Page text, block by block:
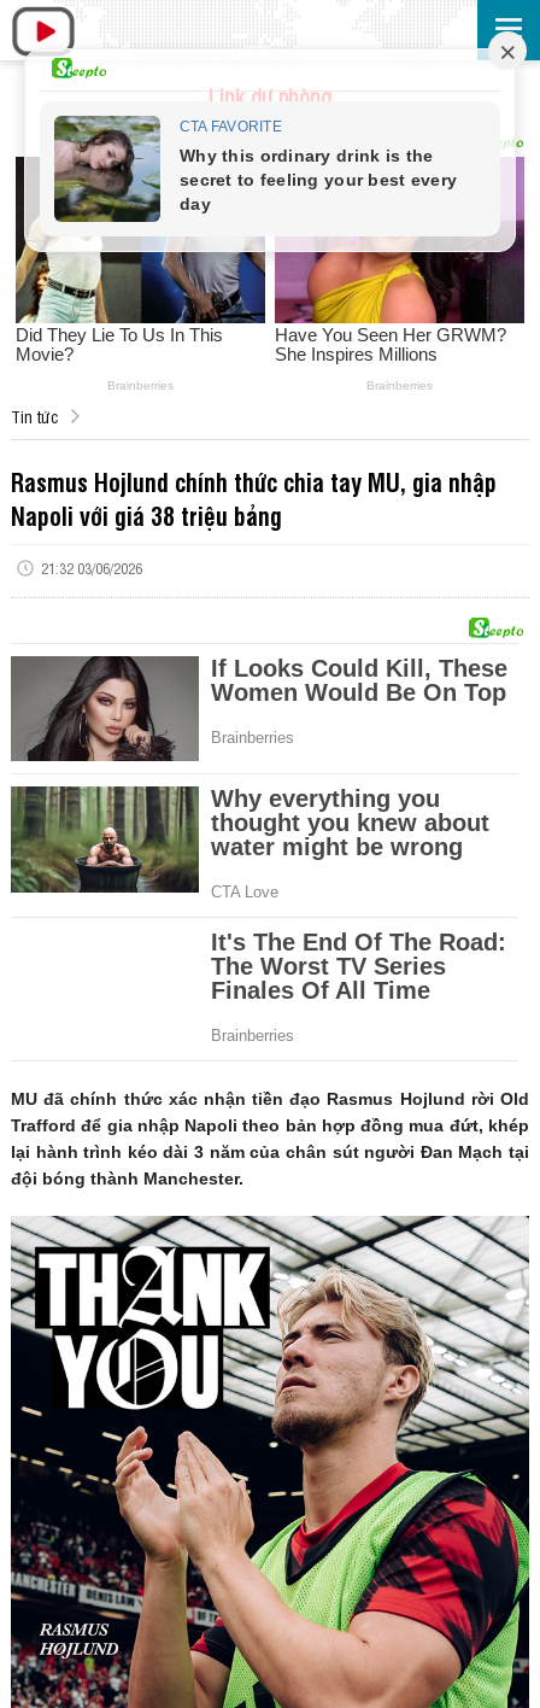
Link dự phòng
Tin tức
Rasmus Hojlund chính thức chia tay MU, gia nhập
Napoli với giá 38 triệu bảng
21:32 03/06/2026
MU đã chính thức xác nhận tiền đạo Rasmus Hojlund rời Old
Trafford để gia nhập Napoli theo bản hợp đồng mua đứt, khép
lại hành trình kéo dài 3 năm của chân sút người Đan Mạch tại
đội bóng thành Manchester.